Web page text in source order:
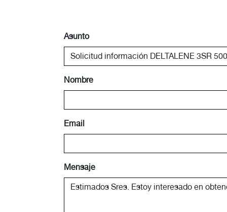
Asunto
Nombre
Email
Mensaje